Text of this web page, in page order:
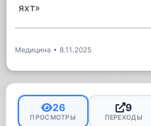
яхт»
Медицина • 8.11.2025
26
ПРОСМОТРЫ
9
ПЕРЕХОДЫ